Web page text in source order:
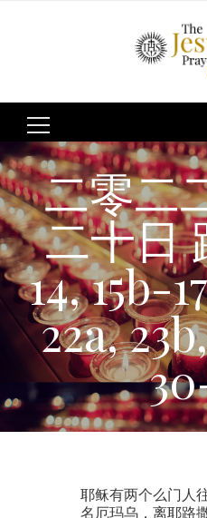
Search
for:二零二
二十日
14, 15b-
22a,
耶稣有两个么门人
名厄玛乌，离耶路